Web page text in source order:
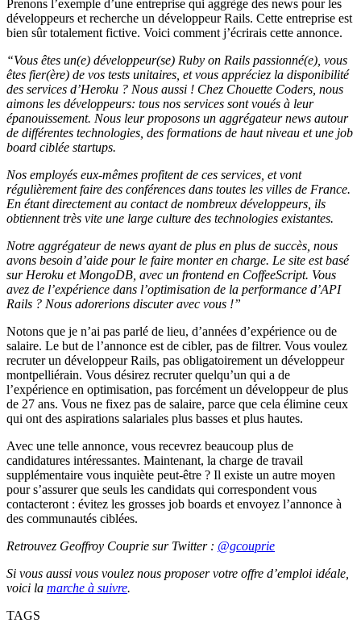
Prenons l’exemple d’une entreprise qui aggrège des news pour les
développeurs et recherche un développeur Rails. Cette entreprise est
bien sûr totalement fictive. Voici comment j’écrirais cette annonce.
“Vous êtes un(e) développeur(se) Ruby on Rails passionné(e), vous
êtes fier(ère) de vos tests unitaires, et vous appréciez la disponibilité
des services d’Heroku ? Nous aussi ! Chez Chouette Coders, nous
aimons les développeurs: tous nos services sont voués à leur
épanouissement. Nous leur proposons un aggrégateur news autour
de différentes technologies, des formations de haut niveau et une job
board ciblée startups.
Nos employés eux-mêmes profitent de ces services, et vont
régulièrement faire des conférences dans toutes les villes de France.
En étant directement au contact de nombreux développeurs, ils
obtiennent très vite une large culture des technologies existantes.
Notre aggrégateur de news ayant de plus en plus de succès, nous
avons besoin d’aide pour le faire monter en charge. Le site est basé
sur Heroku et MongoDB, avec un frontend en CoffeeScript. Vous
avez de l’expérience dans l’optimisation de la performance d’API
Rails ? Nous adorerions discuter avec vous !”
Notons que je n’ai pas parlé de lieu, d’années d’expérience ou de
salaire. Le but de l’annonce est de cibler, pas de filtrer. Vous voulez
recruter un développeur Rails, pas obligatoirement un développeur
montpelliérain. Vous désirez recruter quelqu’un qui a de
l’expérience en optimisation, pas forcément un développeur de plus
de 27 ans. Vous ne fixez pas de salaire, parce que cela élimine ceux
qui ont des aspirations salariales plus basses et plus hautes.
Avec une telle annonce, vous recevrez beaucoup plus de
candidatures intéressantes. Maintenant, la charge de travail
supplémentaire vous inquiète peut-être ? Il existe un autre moyen
pour s’assurer que seuls les candidats qui correspondent vous
contacteront : évitez les grosses job boards et envoyez l’annonce à
des communautés ciblées.
Retrouvez Geoffroy Couprie sur Twitter : @gcouprie
Si vous aussi vous voulez nous proposer votre offre d’emploi idéale,
voici la marche à suivre.
TAGS